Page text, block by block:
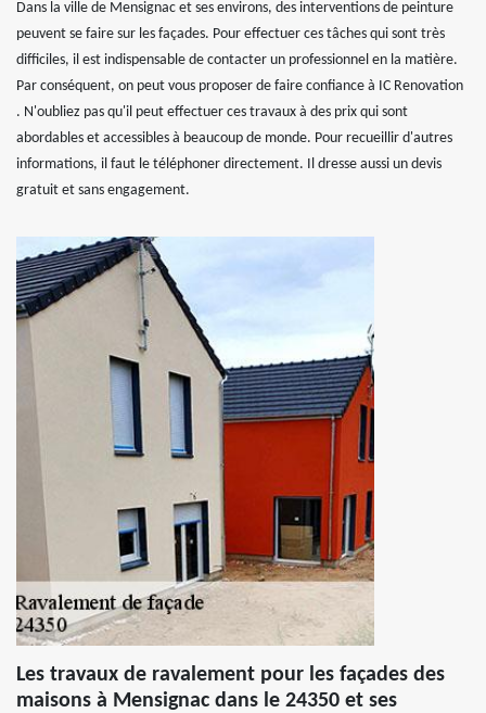
Dans la ville de Mensignac et ses environs, des interventions de peinture
peuvent se faire sur les façades. Pour effectuer ces tâches qui sont très
difficiles, il est indispensable de contacter un professionnel en la matière.
Par conséquent, on peut vous proposer de faire confiance à IC Renovation
. N'oubliez pas qu'il peut effectuer ces travaux à des prix qui sont
abordables et accessibles à beaucoup de monde. Pour recueillir d'autres
informations, il faut le téléphoner directement. Il dresse aussi un devis
gratuit et sans engagement.
Les travaux de ravalement pour les façades des
maisons à Mensignac dans le 24350 et ses